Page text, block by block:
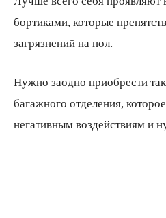
бортиками, которые
загрязнений на пол.
Нужно заодно приобрести
багажного отделения,
негативным воздействиям и